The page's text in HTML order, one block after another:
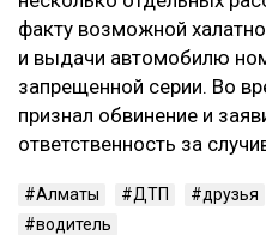
факту возможной
и выдачи автомобилю
запрещенной серии. Во
признал обвинение и
ответственность за
Алматы ДТП друзья
водитель